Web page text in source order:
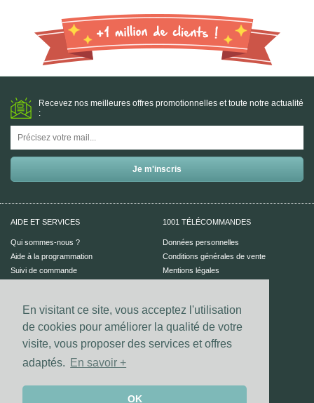
En visitant ce site, vous acceptez l'utilisation
de cookies pour améliorer la qualité de votre
visite, vous proposer des services et offres
adaptés.
En savoir +
OK
Recevez nos meilleures offres promotionnelles et toute notre actualité
:
AIDE ET SERVICES
Qui sommes-nous ?
Aide à la programmation
Suivi de commande
1001 TÉLÉCOMMANDES
Données personnelles
Conditions générales de vente
Mentions légales
Vos coordonnées bancaires sont
Les paiements Visa et Mastercard sont
sécurisés grâce au dispositif 3D-secure.
UN CONSEIL ?
Nous contacter